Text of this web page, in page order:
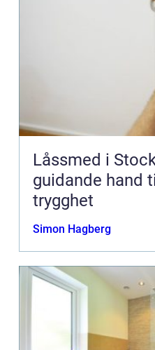
Låssmed i
guidande hand
trygghet
Simon Hagberg